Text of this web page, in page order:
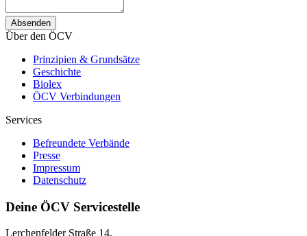
Über den ÖCV
Prinzipien & Grundsätze
Geschichte
Biolex
ÖCV Verbindungen
Services
Befreundete Verbände
Presse
Impressum
Datenschutz
Deine ÖCV Servicestelle
Lerchenfelder Straße 14,